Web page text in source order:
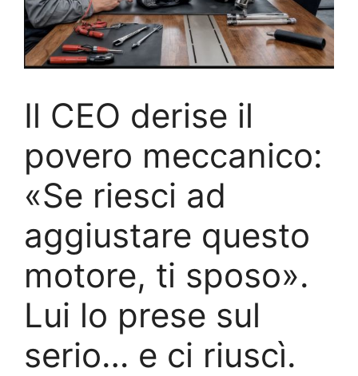
Il CEO derise il
povero meccanico:
«Se riesci ad
aggiustare questo
motore, ti sposo».
Lui lo prese sul
serio… e ci riuscì.